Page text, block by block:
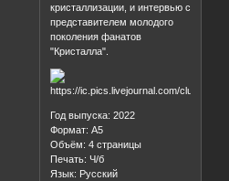
кристаллизации, и интервью с
представителем молодого
поколения фанатов
"Кристалла".
Год выпуска: 2022
Формат: А5
Объём: 4 страницы
Печать: Ч/б
Язык: Русский